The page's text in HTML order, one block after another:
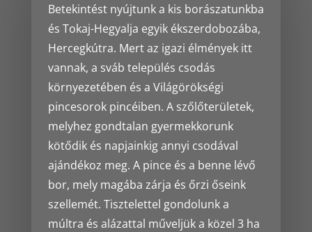
Betekintést nyújtunk a kis borászatunkba
és Tokaj-Hegyalja egyik ékszerdobozába,
Hercegkútra. Mert az igazi élmények itt
vannak, a sváb település csodás
környezetében és a Világörökségi
pincesorok pincéiben. A szőlőterületek,
melyhez gondtalan gyermekkorunk
kötődik és napjainkig annyi csodával
ajándékoz meg. A pince és a benne lévő
bor, mely magába zárja és őrzi őseink
szellemét. Tisztelettel gondolunk a
múltra és alázattal műveljük a közel 3 ha